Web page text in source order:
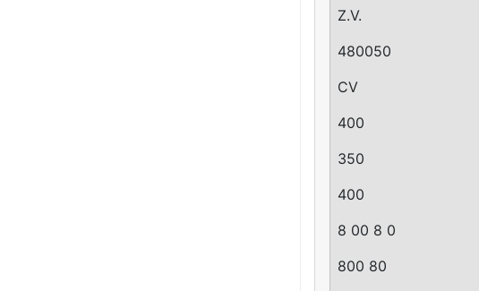
Z.V.
480050
CV
400
350
400
8 00 8 0
800 80